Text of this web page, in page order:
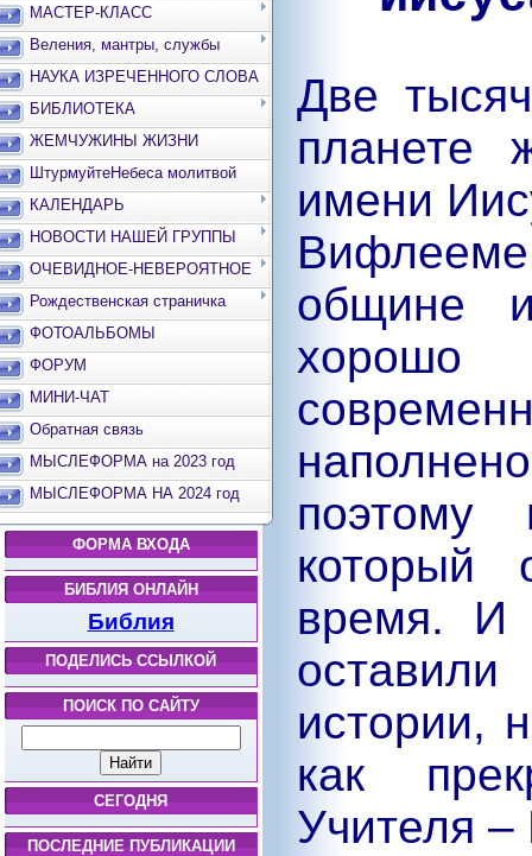
МАСТЕР-КЛАСС
Веления, мантры, службы
НАУКА ИЗРЕЧЕННОГО СЛОВА
БИБЛИОТЕКА
ЖЕМЧУЖИНЫ ЖИЗНИ
ШтурмуйтеНебеса молитвой
КАЛЕНДАРЬ
НОВОСТИ НАШЕЙ ГРУППЫ
ОЧЕВИДНОЕ-НЕВЕРОЯТНОЕ
Рождественская страничка
ФОТОАЛЬБОМЫ
ФОРУМ
МИНИ-ЧАТ
Обратная связь
МЫСЛЕФОРМА на 2023 год
МЫСЛЕФОРМА НА 2024 год
ФОРМА ВХОДА
БИБЛИЯ ОНЛАЙН
Библия
ПОДЕЛИСЬ ССЫЛКОЙ
ПОИСК ПО САЙТУ
СЕГОДНЯ
ПОСЛЕДНИЕ ПУБЛИКАЦИИ
Две
планете
имени
общине
поэтому
который
время. И
истории,
как
Учителя –